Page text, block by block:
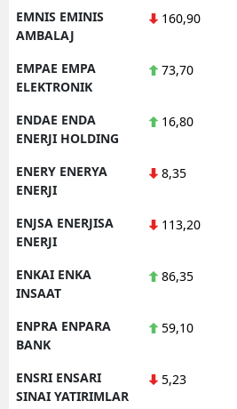
EMNIS EMINIS
AMBALAJ
160,90
EMPAE EMPA
ELEKTRONIK
73,70
ENDAE ENDA
ENERJI HOLDING
16,80
ENERY ENERYA
ENERJI
8,35
ENJSA ENERJISA
ENERJI
113,20
ENKAI ENKA
INSAAT
86,35
ENPRA ENPARA
BANK
59,10
ENSRI ENSARI
SINAI YATIRIMLAR
5,23